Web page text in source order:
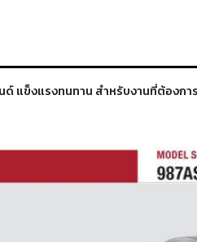
ด์ แข็งแรงทนทาน สำหรับงานที่ต้องก